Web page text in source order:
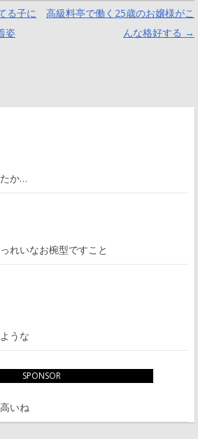
る子に
姿
高級料亭で働く25歳のお嬢様がこ
んな格好する →
か…
れいなお椀型ですこと
うな
いね
SPONSOR